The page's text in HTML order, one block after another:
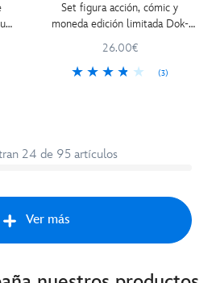
Set figura acción, cómic y
moneda edición limitada Dok-
26.00€
(3)
24 de 95 artículos
Ver más